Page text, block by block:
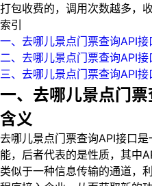
打包收费的，调用次数越多，收
索引
一、去哪儿景点门票查询API接
二、去哪儿景点门票查询API
三、去哪儿景点门票查询API
一、去哪儿景点门
含义
去哪儿景点门票查询API接口
能，后者代表的是性质，其中
类似于一种信息传输的通道，